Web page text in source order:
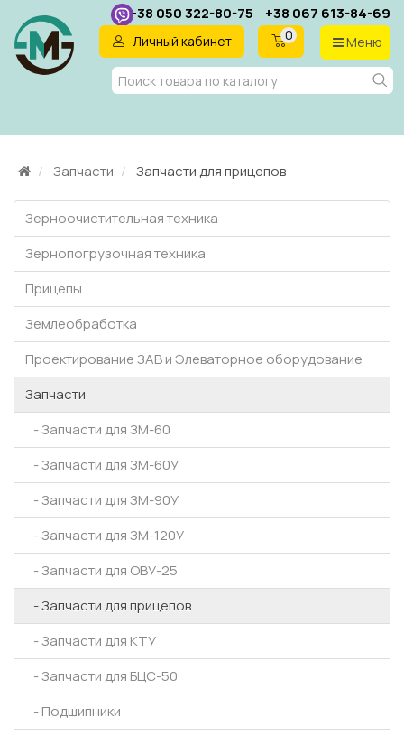
+38 050 322-80-75 +38 067 613-84-69
Меню
0
Личный кабинет
RU
Запчасти Запчасти для прицепов
Зерноочистительная техника
Зернопогрузочная техника
Прицепы
Землеобработка
Проектирование ЗАВ и Элеваторное оборудование
Запчасти
- Запчасти для ЗМ-60
- Запчасти для ЗМ-60У
- Запчасти для ЗМ-90У
- Запчасти для ЗМ-120У
- Запчасти для ОВУ-25
- Запчасти для прицепов
- Запчасти для КТУ
- Запчасти для БЦС-50
- Подшипники